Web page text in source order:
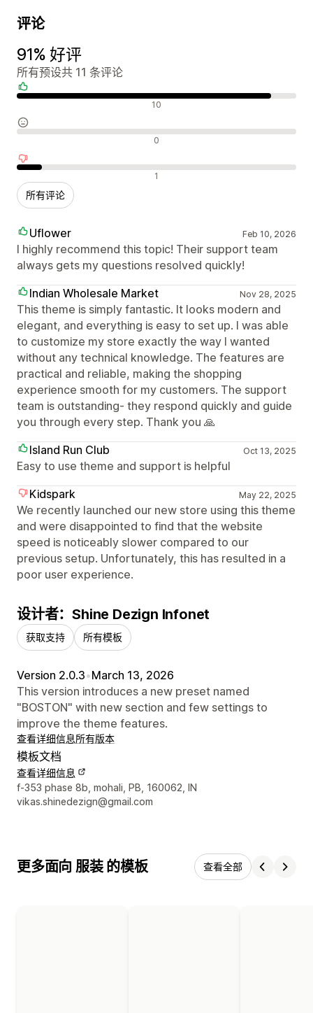
评论
91% 好评
所有预设共 11 条评论
10
0
1
所有评论
Uflower Feb 10, 2026
I highly recommend this topic! Their support team
always gets my questions resolved quickly!
Indian Wholesale Market
Nov 28, 2025
This theme is simply fantastic. It looks modern and
elegant, and everything is easy to set up. I was able
to customize my store exactly the way I wanted
without any technical knowledge. The features are
practical and reliable, making the shopping
experience smooth for my customers. The support
team is outstanding- they respond quickly and guide
you through every step. Thank you 🙏
Island Run Club
Oct 13, 2025
Easy to use theme and support is helpful
Kidspark
May 22, 2025
We recently launched our new store using this theme
and were disappointed to find that the website
speed is noticeably slower compared to our
previous setup. Unfortunately, this has resulted in a
poor user experience.
设计者：Shine Dezign Infonet
获取支持 所有模板
Version 2.0.3•March 13, 2026
This version introduces a new preset named
"BOSTON" with new section and few settings to
improve the theme features.
查看详细信息所有版本
模板文档
查看详细信息
设计师联系方式
f-353 phase 8b, mohali, PB, 160062, IN
vikas.shinedezign@gmail.com
更多面向 服装 的模板 查看全部